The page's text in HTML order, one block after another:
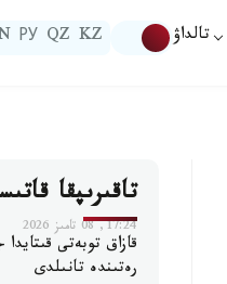
تالداۋ KZ
QZ
РУ
تاقىرىپقا
17:24, 08 تامىز 2026
قازاق توبەتى
رەتىندە تانىلدى